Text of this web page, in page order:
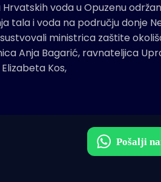
voda u Opuzenu
tala i voda na području donje
ministrica zaštite
Anja Bagarić, ravnateljica
Kos,